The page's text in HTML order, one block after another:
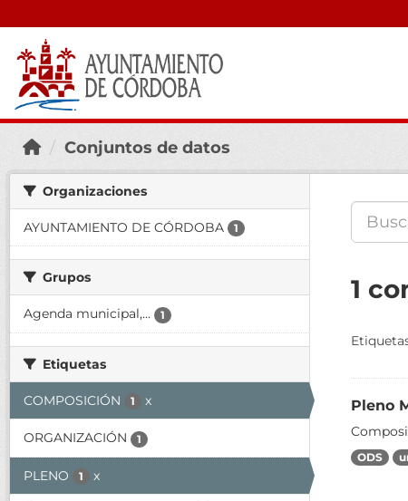
Conjuntos de datos
Organizaciones
AYUNTAMIENTO DE CÓRDOBA 1
Grupos
Agenda municipal,... 1
Etiquetas
COMPOSICIÓN 1 x
ORGANIZACIÓN 1
PLENO 1 x
1
Pleno
ODS